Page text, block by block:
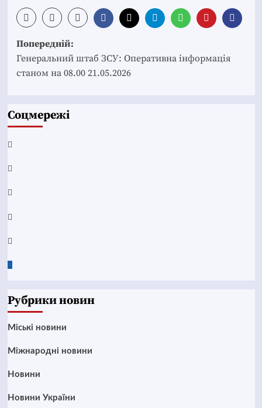
Post
navigation
Попередній:
Генеральний штаб ЗСУ: Оперативна інформація
станом на 08.00 21.05.2026
Соцмережі
Facebook
YouTube
Telegram
Instagram
Twitter
Google
Рубрики новин
Mіські новини
Міжнародні новини
Новини
Новини України